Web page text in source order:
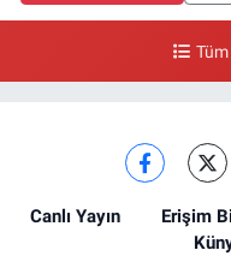
Canlı Yayın Erişim